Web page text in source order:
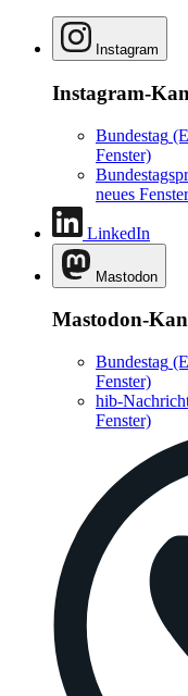
Instagram
Instagram-
Bundestag
Fenster)
neues
LinkedIn
Mastodon
Mastodon-
Bundestag
Fenster)
hib-
Fenster)